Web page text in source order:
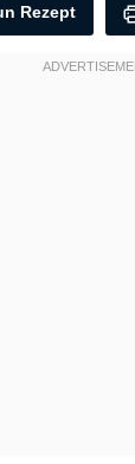
Rezept